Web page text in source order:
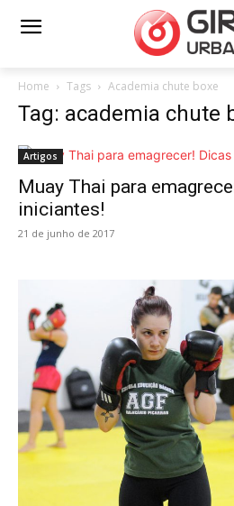
Home Tags Academia chute boxe
Tag: academia chute
Artigos
Muay Thai para
iniciantes!
21 de junho de 2017